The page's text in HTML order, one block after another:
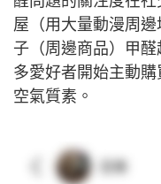
屋（用大量動漫周
子（周邊商品）甲
多愛好者開始主動
空氣質素。